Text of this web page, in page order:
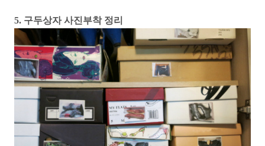
5. 구두상자 사진부착 정리